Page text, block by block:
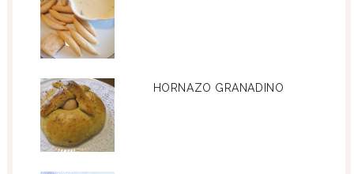
HORNAZO GRANADINO